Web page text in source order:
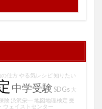
の仕方 やる気レシピ 知りたい
中学受験 SDGs 大
険 渋沢栄一 地図地理検定 受
ウェイストセンター